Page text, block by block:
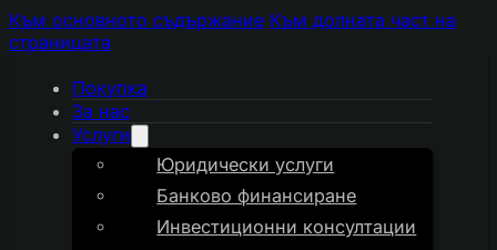
Към основното съдържание Към долната част на
страницата
Покупка
За нас
Услуги
Юридически услуги
Банково финансиране
Инвестиционни консултации